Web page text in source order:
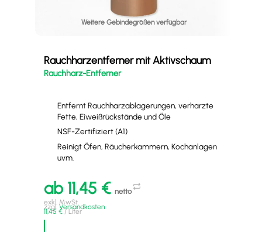
Weitere Gebindegrößen verfügbar
Rauchharzentferner mit Aktivschaum
Rauchharz-Entferner
Entfernt Rauchharzablagerungen, verharzte
Fette, Eiweißrückstände und Öle
NSF-Zertifiziert (A1)
Reinigt Öfen, Räucherkammern, Kochanlagen
uvm.
ab 11,45 € netto
exkl. MwSt.
zzgl. Versandkosten
11,45 €/Liter